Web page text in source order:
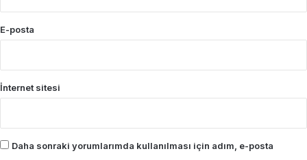
E-posta
İnternet sitesi
Daha sonraki yorumlarımda kullanılması için adım, e-posta